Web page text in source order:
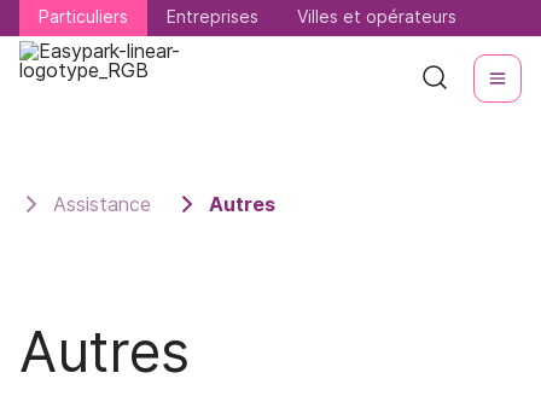
Particuliers Entreprises Villes et opérateurs
Particuliers Entreprises Villes et opérateurs
Assistance Autres
Autres